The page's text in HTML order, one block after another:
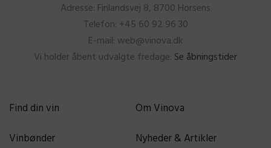
Adresse: Finlandsvej 8, 8700 Horsens
Telefon: +45 60 92 96 30
E-mail: web@vinova.dk
Vi holder åbent udvalgte fredage: Se åbningstider
Find din vin
Om Vinova
Vinbønder
Nyheder & Artikler